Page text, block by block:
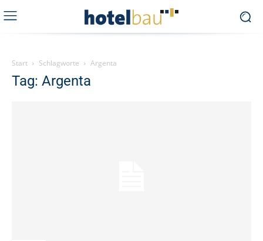
Start Schlagworte Argenta
Tag: Argenta